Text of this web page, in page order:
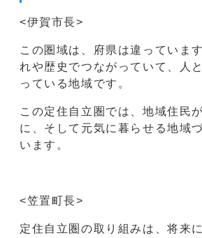
<伊賀市長>
この圏域は、府県は違っていま
れや歴史でつながっていて、人
っている地域です。
この定住自立圏では、地域住民
に、そして元気に暮らせる地域
います。
<笠置町長>
定住自立圏の取り組みは、将来